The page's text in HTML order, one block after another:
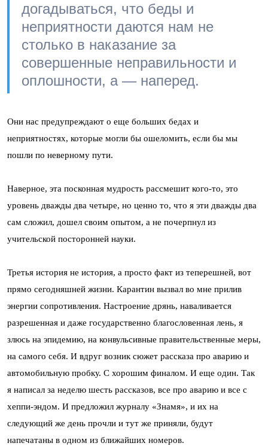
догадываться, что беды и
неприятности даются нам не
столько в наказание за
совершенные неправильности и
оплошности, а — наперед.
Они нас предупреждают о еще больших бедах и
неприятностях, которые могли бы ошеломить, если бы мы
пошли по неверному пути.
Наверное, эта посконная мудрость рассмешит кого-то, это
уровень дважды два четыре, но ценно то, что я эти дважды два
сам сложил, дошел своим опытом, а не почерпнул из
учительской посторонней науки.
Третья история не история, а просто факт из теперешней, вот
прямо сегодняшней жизни. Карантин вызвал во мне прилив
энергии сопротивления. Настроение дрянь, наваливается
разрешенная и даже государственно благословенная лень, я
злюсь на эпидемию, на конвульсивные правительственные меры,
на самого себя. И вдруг возник сюжет рассказа про аварию и
автомобильную пробку. С хорошим финалом. И еще один. Так
я написал за неделю шесть рассказов, все про аварию и все с
хеппи-эндом. И предложил журналу «Знамя», и их на
следующий же день прочли и тут же приняли, будут
напечатаны в одном из ближайших номеров.